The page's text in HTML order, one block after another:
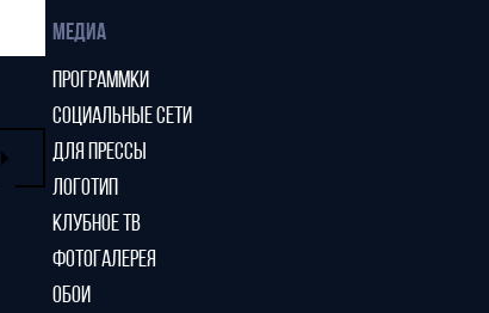
МЕДИА
ПРОГРАММКИ
СОЦИАЛЬНЫЕ СЕТИ
ДЛЯ ПРЕССЫ
ЛОГОТИП
КЛУБНОЕ ТВ
ФОТОГАЛЕРЕЯ
ОБОИ